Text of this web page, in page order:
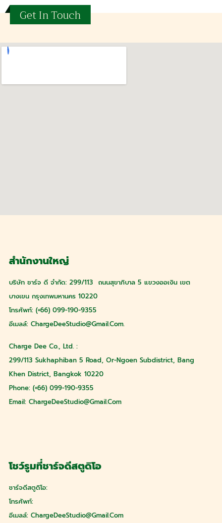
Get In Touch
บริษัท ชาร์จ ดี จำกัด: 299/113 ถนนสุขาภิบาล 5 แขวงออเงิน เขต
บางเขน กรุงเทพมหานคร 10220
โทรศัพท์: (+66) 099-190-9355
Charge Dee Co., Ltd. :
299/113 Sukhaphiban 5 Road, Or-Ngoen Subdistrict, Bang
Khen District, Bangkok 10220
Phone: (+66) 099-190-9355
โชว์รูมที่ชาร์จดีสตูดิโอ
ชาร์จดีสตูดิโอ:
โทรศัพท์: